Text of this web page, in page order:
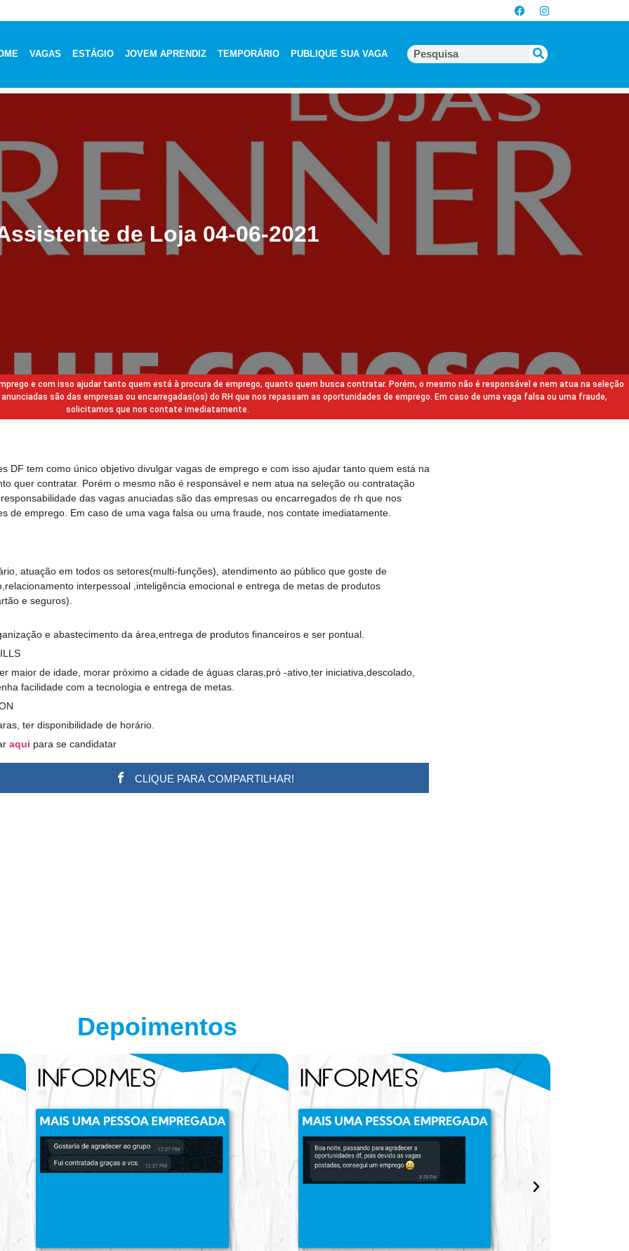
VAGAS ESTÁGIO JOVEM APRENDIZ TEMPORÁRIO PUBLIQUE SUA VAGA
de Loja 04-06-2021
e com isso ajudar tanto quem está à procura de emprego, quanto quem busca contratar. Porém, o mesmo não é responsável e nem atua na seleção
são das empresas ou encarregadas(os) do RH que nos repassam as oportunidades de emprego. Em caso de uma vaga falsa ou uma fraude,
solicitamos que nos contate imediatamente.
DF tem como único objetivo divulgar vagas de emprego e com isso ajudar tanto quem está na
quer contratar. Porém o mesmo não é responsável e nem atua na seleção ou contratação
das vagas anuciadas são das empresas ou encarregados de rh que nos
de emprego. Em caso de uma vaga falsa ou uma fraude, nos contate imediatamente.
atuação em todos os setores(multi-funções), atendimento ao público que goste de
interpessoal ,inteligência emocional e entrega de metas de produtos
e seguros).
e abastecimento da área,entrega de produtos financeiros e ser pontual.
maior de idade, morar próximo a cidade de águas claras,pró -ativo,ter iniciativa,descolado,
facilidade com a tecnologia e entrega de metas.
ter disponibilidade de horário.
aqui para se candidatar
CLIQUE PARA COMPARTILHAR!
Depoimentos